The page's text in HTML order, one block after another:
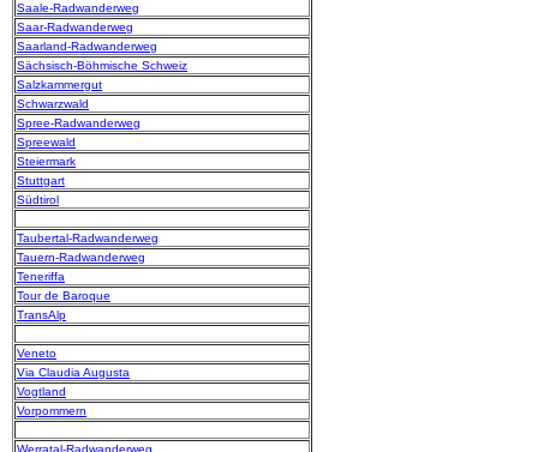
Saale-Radwanderweg
Saar-Radwanderweg
Saarland-Radwanderweg
Sächsisch-Böhmische Schweiz
Salzkammergut
Schwarzwald
Spree-Radwanderweg
Spreewald
Steiermark
Stuttgart
Südtirol
Taubertal-Radwanderweg
Tauern-Radwanderweg
Teneriffa
Tour de Baroque
TransAlp
Veneto
Via Claudia Augusta
Vogtland
Vorpommern
Werratal-Radwanderweg